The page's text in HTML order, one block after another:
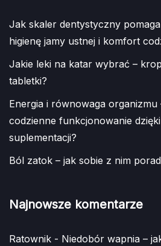
Jak skaler dentystyczny
higienę jamy ustnej i komfort
Jakie leki na katar wybrać –
tabletki?
Energia i równowaga organizmu
codzienne funkcjonowanie
suplementacji?
Ból zatok – jak sobie z nim
Najnowsze komentarze
Ratownik - Niedobór wapnia –